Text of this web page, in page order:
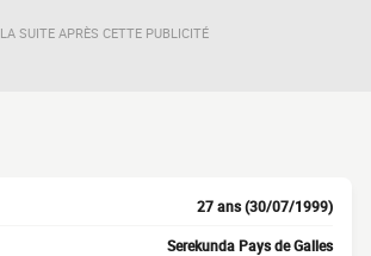
LA SUITE APRÈS CETTE PUBLICITÉ
27 ans (30/07/1999)
Serekunda Pays de Galles